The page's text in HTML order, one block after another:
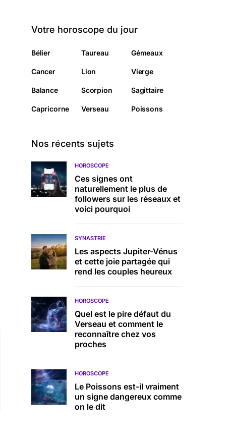
Votre horoscope du jour
Bélier Taureau Gémeaux
Cancer Lion Vierge
Balance Scorpion Sagittaire
Capricorne Verseau Poissons
Nos récents sujets
HOROSCOPE
Ces signes ont
naturellement le plus de
followers sur les réseaux et
voici pourquoi
SYNASTRIE
Les aspects Jupiter-Vénus
et cette joie partagée qui
rend les couples heureux
HOROSCOPE
Quel est le pire défaut du
Verseau et comment le
reconnaître chez vos
proches
HOROSCOPE
Le Poissons est-il vraiment
un signe dangereux comme
on le dit